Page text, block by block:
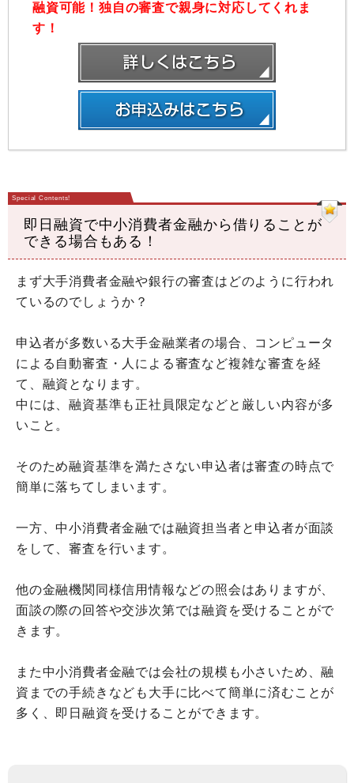
融資可能！独自の審査で親身に対応してくれま
す！
即日融資で中小消費者金融から借りることが
できる場合もある！
まず大手消費者金融や銀行の審査はどのように行われ
ているのでしょうか？
申込者が多数いる大手金融業者の場合、コンピュータ
による自動審査・人による審査など複雑な審査を経
て、融資となります。
中には、融資基準も正社員限定などと厳しい内容が多
いこと。
そのため融資基準を満たさない申込者は審査の時点で
簡単に落ちてしまいます。
一方、中小消費者金融では融資担当者と申込者が面談
をして、審査を行います。
他の金融機関同様信用情報などの照会はありますが、
面談の際の回答や交渉次第では融資を受けることがで
きます。
また中小消費者金融では会社の規模も小さいため、融
資までの手続きなども大手に比べて簡単に済むことが
多く、即日融資を受けることができます。